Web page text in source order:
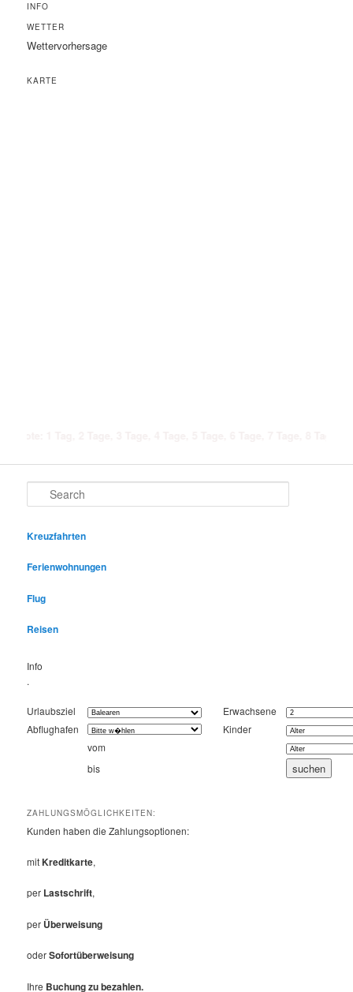
INFO
WETTER
Wettervorhersage
KARTE
Search
Kreuzfahrten
Ferienwohnungen
Flug
Reisen
Info
.
Urlaubsziel
Erwachsene
Abflughafen
Kinder
vom
bis
ZAHLUNGSMÖGLICHKEITEN:
Kunden haben die Zahlungsoptionen:
mitKreditkarte,
per Lastschrift,
per Überweisung
oderSofortüberweisung
Ihre Buchung zu bezahlen.